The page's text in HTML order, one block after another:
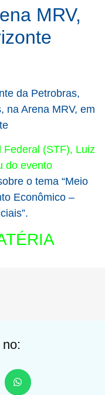
MRV,
da Petrobras,
na Arena MRV, em
Federal (STF), Luiz
do evento
o tema “Meio
Econômico –